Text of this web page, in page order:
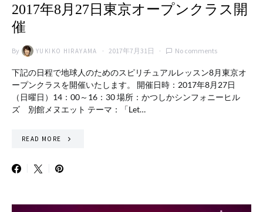
2017年8月27日東京オープンクラス開
催
By YUKIKO HIRAYAMA 2017年7月31日 No comments
下記の日程で地球人のためのスピリチュアルレッスン8月東京オ
ープンクラスを開催いたします。 開催日時：2017年8月27日
（日曜日）14：00～16：30 場所：かつしかシンフォニーヒル
ズ 別館メヌエット テーマ：「Let…
READ MORE